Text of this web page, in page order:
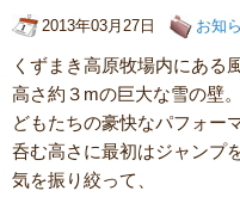
2013年03月27日 お知
くずまき高原牧場内にある
高さ約３mの巨大な雪の壁
どもたちの豪快なパフォー
呑む高さに最初はジャンプ
気を振り絞って、